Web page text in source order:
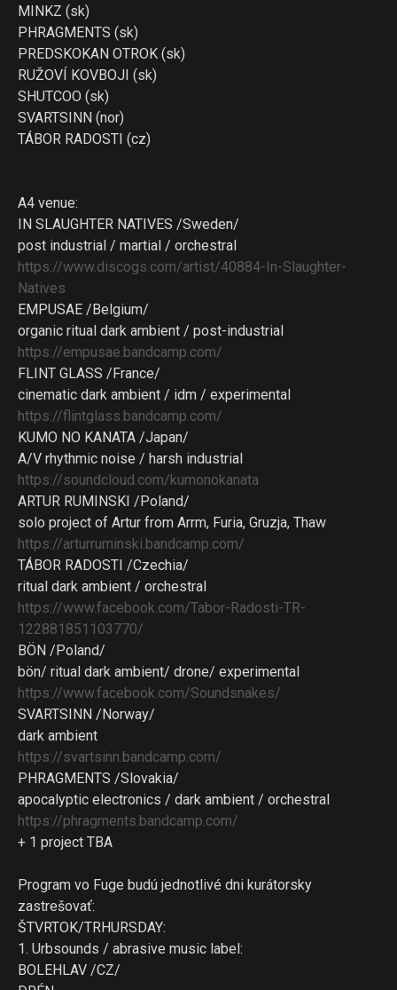
MINKZ (sk)
PHRAGMENTS (sk)
PREDSKOKAN OTROK (sk)
RUŽOVÍ KOVBOJI (sk)
SHUTCOO (sk)
SVARTSINN (nor)
TÁBOR RADOSTI (cz)
A4 venue:
IN SLAUGHTER NATIVES /Sweden/
post industrial / martial / orchestral
https://www.discogs.com/artist/40884-In-Slaughter-
Natives
EMPUSAE /Belgium/
organic ritual dark ambient / post-industrial
https://empusae.bandcamp.com/
FLINT GLASS /France/
cinematic dark ambient / idm / experimental
https://flintglass.bandcamp.com/
KUMO NO KANATA /Japan/
A/V rhythmic noise / harsh industrial
https://soundcloud.com/kumonokanata
ARTUR RUMINSKI /Poland/
solo project of Artur from Arrm, Furia, Gruzja, Thaw
https://arturruminski.bandcamp.com/
TÁBOR RADOSTI /Czechia/
ritual dark ambient / orchestral
https://www.facebook.com/Tabor-Radosti-TR-
122881851103770/
BÖN /Poland/
bön/ ritual dark ambient/ drone/ experimental
https://www.facebook.com/Soundsnakes/
SVARTSINN /Norway/
dark ambient
https://svartsinn.bandcamp.com/
PHRAGMENTS /Slovakia/
apocalyptic electronics / dark ambient / orchestral
https://phragments.bandcamp.com/
+ 1 project TBA
Program vo Fuge budú jednotlivé dni kurátorsky
zastrešovať:
ŠTVRTOK/TRHURSDAY:
1. Urbsounds / abrasive music label:
BOLEHLAV /CZ/